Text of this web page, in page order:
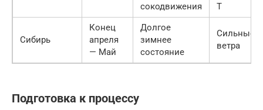
сокодвижения
Т
Сибирь
Конец
апреля
— Май
Долгое
зимнее
состояние
Сильные
ветра
Подготовка к процессу